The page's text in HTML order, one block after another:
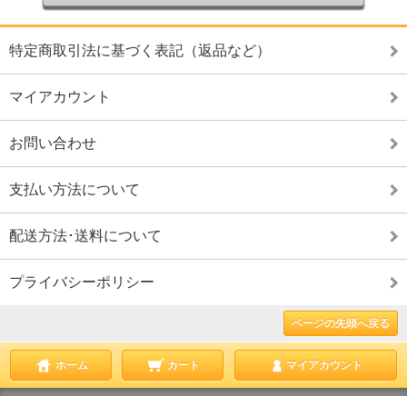
特定商取引法に基づく表記（返品など）
マイアカウント
お問い合わせ
支払い方法について
配送方法･送料について
プライバシーポリシー
ページの先頭へ戻る
ホーム カート マイアカウント